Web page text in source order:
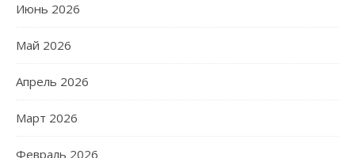
Июнь 2026
Май 2026
Апрель 2026
Март 2026
Февраль 2026